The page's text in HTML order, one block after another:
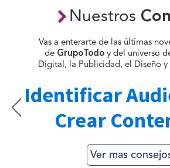
Nuestros
Vas a enterarte de las últimas
de GrupoTodo y del universo
Digital, la Publicidad, el Diseño y
Identificar
Crear
Ver mas